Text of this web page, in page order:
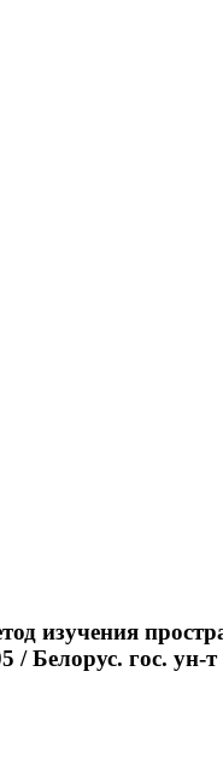
изучения
/ Белорус. гос.